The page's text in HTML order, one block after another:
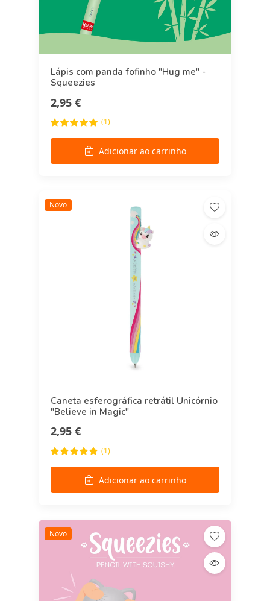
Lápis com panda fofinho "Hug me" -
Squeezies
2,95 €
(1)
Adicionar ao carrinho
Novo
Caneta esferográfica retrátil Unicórnio
"Believe in Magic"
2,95 €
(1)
Adicionar ao carrinho
Novo